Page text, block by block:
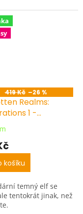
419 Kč –26 %
Realms:
1 -
košíku
temný elf se
tentokrát jinak, než